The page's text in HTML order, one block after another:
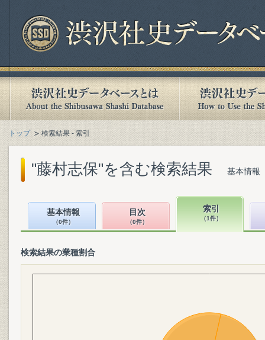
トップ 検索結果 - 索引
"藤村志保"を含む検索結果 基本情報
基本情報
（0件）
目次
（0件）
索引
（1件）
検索結果の業種割合